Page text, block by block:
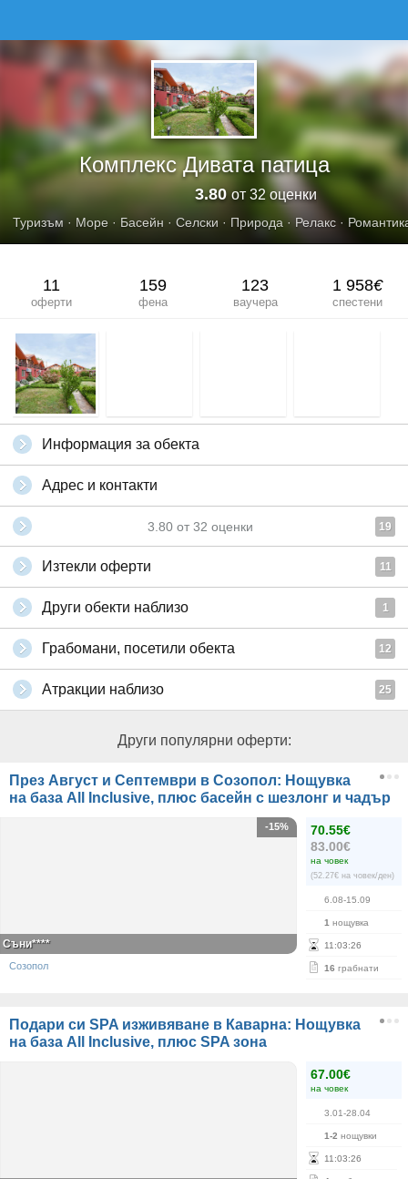
Комплекс Дивата патица
3.80от 32 оценки
Туризъм · Море · Басейн · Селски · Природа · Релакс ·
11
оферти
159
фена
123
ваучера
1 958€
спестени
Информация за обекта
Адрес и контакти
3.80 от 32 оценки 19
Изтекли оферти 11
Други обекти наблизо 1
Грабомани, посетили обекта 12
Атракции наблизо 25
Други популярни оферти:
През Август и Септември в Созопол: Нощувка
на база All Inclusive, плюс басейн с шезлонг и чадър
70.55€
83.00€
на човек
(52.27€ на човек/ден)
6.08-15.09
1 нощувка
11 :03:26
16 грабнати
-15%
Съни****
Созопол
Подари си SPA изживяване в Каварна: Нощувка
на база All Inclusive, плюс SPA зона
67.00€
на човек
3.01-28.04
1-2 нощувки
11 :03:26